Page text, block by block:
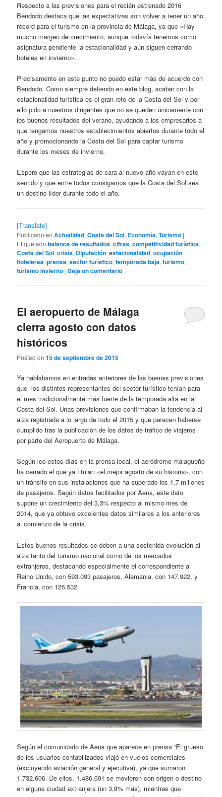
Respecto a las previsiones para el recién estrenado 2016
Bendodo destaca que las expectativas son volver a tener un año
récord para el turismo en la provincia de Málaga, ya que «Hay
mucho margen de crecimiento, aunque todavía tenemos como
asignatura pendiente la estacionalidad y aún siguen cerrando
hoteles en invierno».
Precisamente en este punto no puedo estar más de acuerdo con
Bendodo. Como siempre defiendo en este blog, acabar con la
estacionalidad turística es el gran reto de la Costa del Sol y por
ello pido a nuestros dirigentes que no se queden únicamente con
los buenos resultados del verano, ayudando a los empresarios a
que tengamos nuestros establecimientos abiertos durante todo el
año y promocionando la Costa del Sol para captar turismo
durante los meses de invierno.
Espero que las estrategias de cara al nuevo año vayan en este
sentido y que entre todos consigamos que la Costa del Sol sea
un destino líder durante todo el año.
[Translate]
Publicado en Actualidad,Costa del Sol, Economía,Turismo |
Etiquetado balance de resultados,cifras,competitividad turística,
Costa del Sol,crisis, Diputación,estacionalidad,ocupación
hoteleraa,prensa,sector turístico,temporada baja,turismo,
turismo invierno | Deja un comentario
El aeropuerto de Málaga
cierra agosto con datos
históricos
Posted on15 de septiembre de 2015
Ya hablabamos en entradas anteriores de las buenas previsiones
que los distintos representantes del sector turístico tenían para
el mes tradicionalmente más fuerte de la temporada alta en la
Costa del Sol. Unas previsiones que confirmaban la tendencia al
alza registrada a lo largo de todo el 2015 y que parecen haberse
cumplido tras la publicación de los datos de tráfico de viajeros
por parte del Aeropuerto de Málaga.
Según leo estos días en la prensa local, el aeródromo malagueño
ha cerrado el que ya titulan «el mejor agosto de su historia», con
un tránsito en sus instalaciones que ha superado los 1,7 millones
de pasajeros. Según datos facilitados por Aena, este dato
supone un crecimiento del 3,3% respecto al mismo mes de
2014, que ya obtuvo excelentes datos similares a los anteriores
al comienzo de la crisis.
Estos buenos resultados se deben a una sostenida evolución al
alza tanto del turismo nacional como de los mercados
extranjeros, destacando especialmente el correspondiente al
Reino Unido, con 593.093 pasajeros, Alemania, con 147.922, y
Francia, con 126.532.
Según el comunicado de Aena que aparece en prensa “El grueso
de los usuarios contabilizados viajó en vuelos comerciales
(excluyendo aviación general y ejecutiva), ya que sumaron
1.732.606. De ellos, 1.486.691 se movieron con origen o destino
en alguna ciudad extranjera (un 3,8% más), mientras que